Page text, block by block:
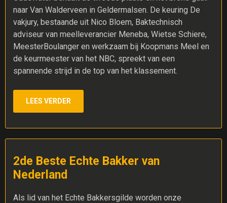
naar Van Walderveen in Geldermalsen. De keuring De
vakjury, bestaande uit Nico Bloem, Baktechnisch
adviseur van meelleverancier Meneba, Wietse Schiere,
MeesterBoulanger en werkzaam bij Koopmans Meel en
de keurmeester van het NBC, spreekt van een
spannende strijd in de top van het klassement.
LEES VERDER
2de Beste Echte Bakker van
Nederland
Als lid van het Echte Bakkersgilde worden onze